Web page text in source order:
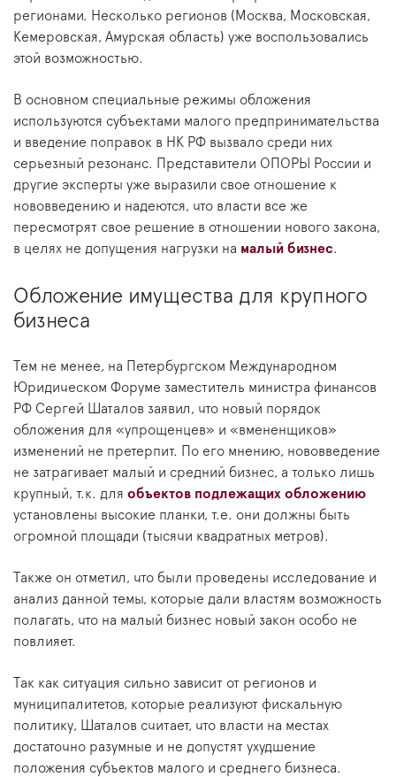
регионами. Несколько регионов (Москва, Московская,
Кемеровская, Амурская область) уже воспользовались
этой возможностью.
В основном специальные режимы обложения
используются субъектами малого предпринимательства
и введение поправок в НК РФ вызвало среди них
серьезный резонанс. Представители ОПОРЫ России и
другие эксперты уже выразили свое отношение к
нововведению и надеются, что власти все же
пересмотрят свое решение в отношении нового закона,
в целях не допущения нагрузки на малый бизнес.
Обложение имущества для крупного
бизнеса
Тем не менее, на Петербургском Международном
Юридическом Форуме заместитель министра финансов
РФ Сергей Шаталов заявил, что новый порядок
обложения для «упрощенцев» и «вмененщиков»
изменений не претерпит. По его мнению, нововведение
не затрагивает малый и средний бизнес, а только лишь
крупный, т.к. для объектов подлежащих обложению
установлены высокие планки, т.е. они должны быть
огромной площади (тысячи квадратных метров).
Также он отметил, что были проведены исследование и
анализ данной темы, которые дали властям возможность
полагать, что на малый бизнес новый закон особо не
повлияет.
Так как ситуация сильно зависит от регионов и
муниципалитетов, которые реализуют фискальную
политику, Шаталов считает, что власти на местах
достаточно разумные и не допустят ухудшение
положения субъектов малого и среднего бизнеса.